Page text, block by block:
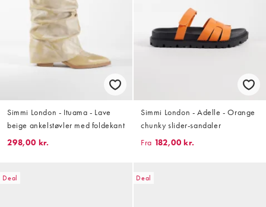
Simmi London - Ituama - Lave
beige ankelstøvler med foldekant
298,00 kr.
Simmi London - Adelle - Orange
chunky slider-sandaler
Fra 182,00 kr.
Deal Deal